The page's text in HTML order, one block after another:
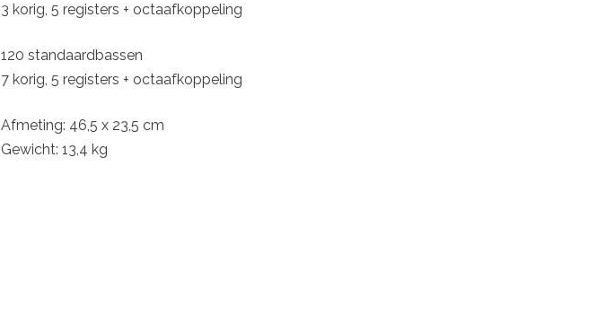
3 korig, 5 registers + octaafkoppeling
120 standaardbassen
7 korig, 5 registers + octaafkoppeling
Afmeting: 46,5 x 23,5 cm
Gewicht: 13,4 kg